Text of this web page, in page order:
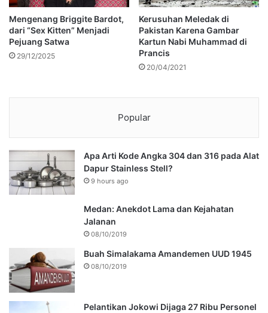
Mengenang Briggite Bardot,
dari “Sex Kitten” Menjadi
Pejuang Satwa
29/12/2025
Kerusuhan Meledak di
Pakistan Karena Gambar
Kartun Nabi Muhammad di
Prancis
20/04/2021
Popular
Apa Arti Kode Angka 304 dan 316 pada Alat
Dapur Stainless Stell?
9 hours ago
Medan: Anekdot Lama dan Kejahatan
Jalanan
08/10/2019
Buah Simalakama Amandemen UUD 1945
08/10/2019
Pelantikan Jokowi Dijaga 27 Ribu Personel